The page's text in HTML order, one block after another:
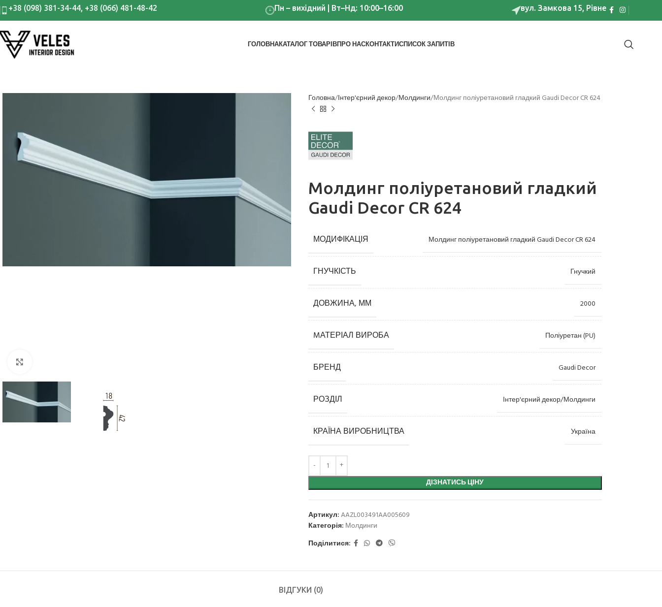
+38 (098) 381-34-44, +38 (066) 481-48-42 Пн – вихідний | Вт–Нд: 10:00–16:00 вул. Замкова 15, Рівне
ГОЛОВНАКАТАЛОГ ТОВАРІВ
Карнизи
Молдинги
Панелі декоративні
3D панелі
Пілястри
ПРО НАСКОНТАКТИСПИСОК ЗАПИТІВ
Головна Інтер'єрний декор Молдинги Молдинг поліуретановий гладкий Gaudi Decor CR 624
Молдинг поліуретановий гладкий
Gaudi Decor CR 624
МОДИФІКАЦІЯ Молдинг поліуретановий гладкий Gaudi Decor CR 624
ГНУЧКІСТЬ Гнучкий
ДОВЖИНА, ММ 2000
MАТЕРІАЛ ВИРОБА Поліуретан (PU)
БРЕНД Gaudi Decor
РОЗДІЛ Інтер'єрний декор/Молдинги
КРАЇНА ВИРОБНИЦТВА Україна
ДІЗНАТИСЬ ЦІНУ
Артикул:AAZL003491AA005609
Категорія: Молдинги
Поділитися:
ВІДГУКИ (0)